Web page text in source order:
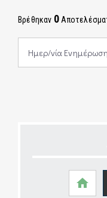
Βρέθηκαν 0
